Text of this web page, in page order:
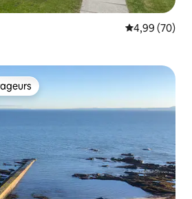
Évaluation
4,99 (70)
les plus appréciés